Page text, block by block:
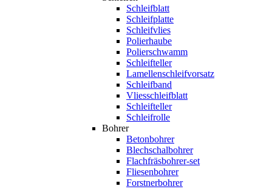
Schleifblatt
Schleifplatte
Schleifvlies
Polierhaube
Polierschwamm
Schleifteller
Lamellenschleifvorsatz
Schleifband
Vliesschleifblatt
Schleifteller
Schleifrolle
Bohrer
Betonbohrer
Blechschalbohrer
Flachfräsbohrer-set
Fliesenbohrer
Forstnerbohrer